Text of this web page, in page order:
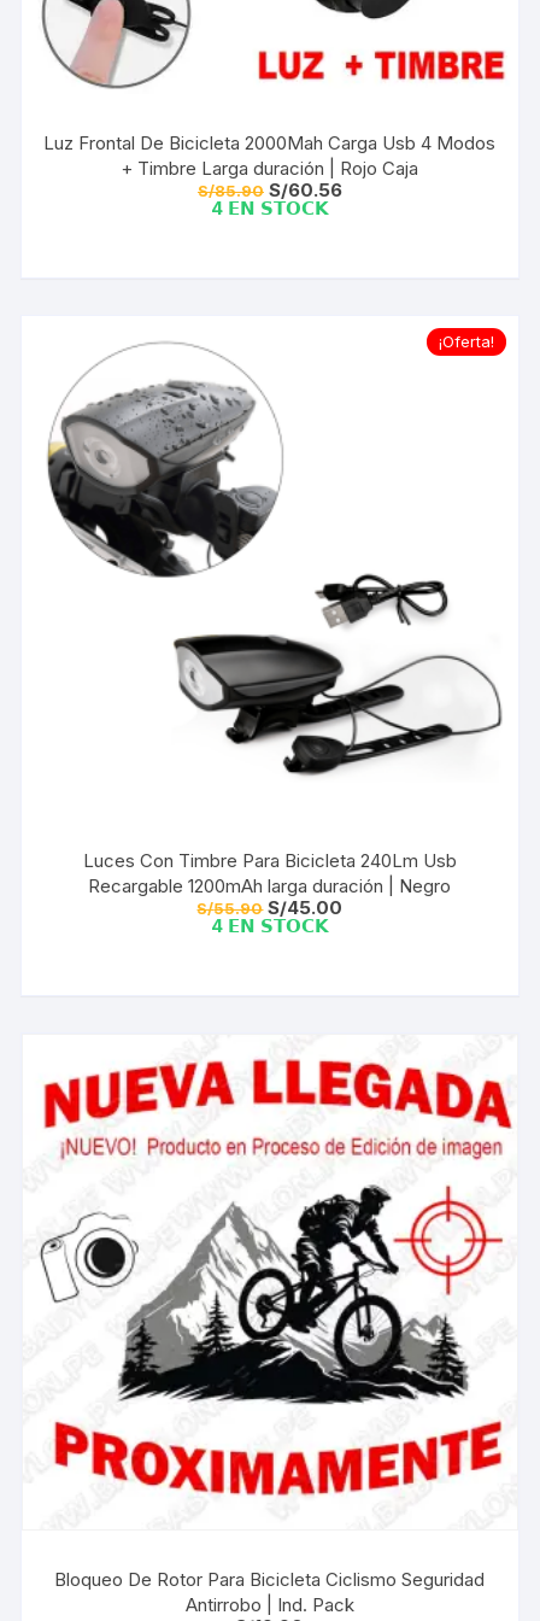
Luz Frontal De Bicicleta 2000Mah Carga Usb 4 Modos
+ Timbre Larga duración | Rojo Caja
S/85.90 El
precio
S/60.56El
4 𝗘𝗡 𝗦𝗧𝗢𝗖𝗞
¡Oferta!
Luces Con Timbre Para Bicicleta 240Lm Usb
Recargable 1200mAh larga duración | Negro
S/55.90 El
precio
S/45.00
4 𝗘𝗡 𝗦𝗧𝗢𝗖𝗞
Bloqueo De Rotor Para Bicicleta Ciclismo Seguridad
Antirrobo | Ind. Pack